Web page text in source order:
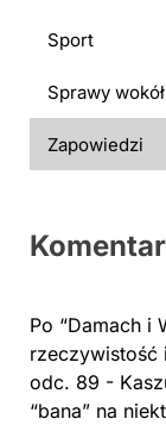
Sport
Sprawy
Zapowiedzi
Po “Damach i
rzeczywistość
odc. 89 -
“bana” na